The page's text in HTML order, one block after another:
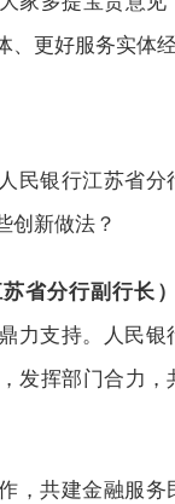
、更好服务实体
民银行江苏省
创新做法？
省分行副行长
力支持。人民
发挥部门合力
，共建金融服